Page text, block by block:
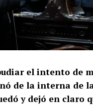
el intento de
de la interna de
y dejó en claro